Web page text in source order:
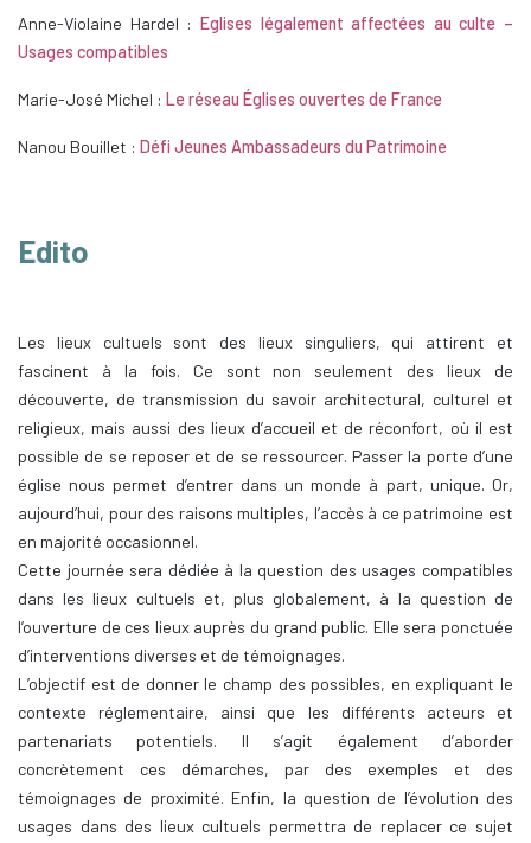
Anne-Violaine Hardel : Eglises légalement affectées au culte –
Usages compatibles
Marie-José Michel : Le réseau Églises ouvertes de France
Nanou Bouillet : Défi Jeunes Ambassadeurs du Patrimoine
Edito
Les lieux cultuels sont des lieux singuliers, qui attirent et
fascinent à la fois. Ce sont non seulement des lieux de
découverte, de transmission du savoir architectural, culturel et
religieux, mais aussi des lieux d’accueil et de réconfort, où il est
possible de se reposer et de se ressourcer. Passer la porte d’une
église nous permet d’entrer dans un monde à part, unique. Or,
aujourd’hui, pour des raisons multiples, l’accès à ce patrimoine est
en majorité occasionnel.
Cette journée sera dédiée à la question des usages compatibles
dans les lieux cultuels et, plus globalement, à la question de
l’ouverture de ces lieux auprès du grand public. Elle sera ponctuée
d’interventions diverses et de témoignages.
L’objectif est de donner le champ des possibles, en expliquant le
contexte réglementaire, ainsi que les différents acteurs et
partenariats potentiels. Il s’agit également d’aborder
concrètement ces démarches, par des exemples et des
témoignages de proximité. Enfin, la question de l’évolution des
usages dans des lieux cultuels permettra de replacer ce sujet